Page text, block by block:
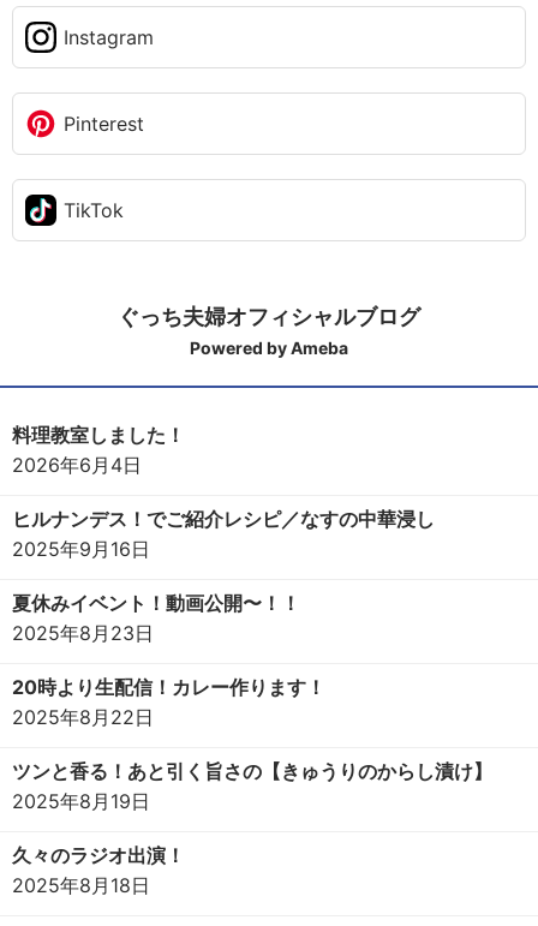
Instagram
Pinterest
TikTok
ぐっち夫婦オフィシャルブログ
Powered by Ameba
料理教室しました！
2026年6月4日
ヒルナンデス！でご紹介レシピ／なすの中華浸し
2025年9月16日
夏休みイベント！動画公開〜！！
2025年8月23日
20時より生配信！カレー作ります！
2025年8月22日
ツンと香る！あと引く旨さの【きゅうりのからし漬け】
2025年8月19日
久々のラジオ出演！
2025年8月18日